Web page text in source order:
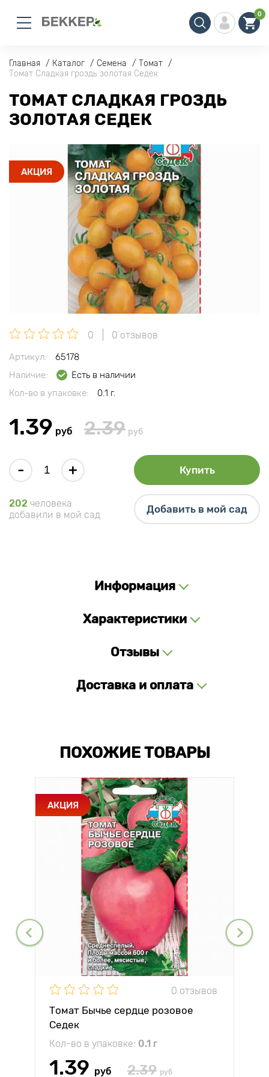
0
Главная Каталог Семена
Томат
Томат Сладкая гроздь золотая Седек
ТОМАТ СЛАДКАЯ ГРОЗДЬ
ЗОЛОТАЯ СЕДЕК
АКЦИЯ
0 0 отзывов
Артикул:
65178
Наличие:
Есть в наличии
Кол-во в упаковке:
0.1 г.
1.39 руб 2.39 руб
- + Купить
202 человека
добавили в мой сад
Добавить в мой сад
Информация
Характеристики
Отзывы
Доставка и оплата
ПОХОЖИЕ ТОВАРЫ
АКЦИЯ
0 отзывов
Томат Бычье сердце розовое
Седек
Кол-во в упаковке: 0.1 г
1.39 руб 2.39 руб